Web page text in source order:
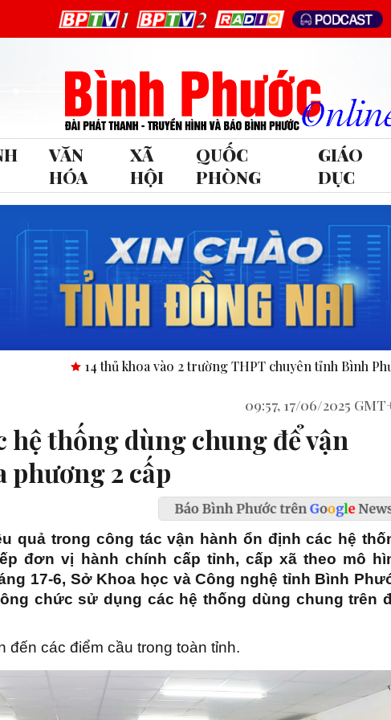
VĂN
HÓA
XÃ
HỘI
QUỐC
PHÒNG
GIÁO
DỤC
vào 2 trường THPT chuyên tỉnh Bình Phước. Công bố nghị
09:57, 17/06/2025
hệ thống dùng chung để vận
2 cấp
quả trong công tác vận hành ổn định các hệ
đơn vị hành chính cấp tỉnh, cấp xã theo mô
17-6, Sở Khoa học và Công nghệ tỉnh Bình
chức sử dụng các hệ thống dùng chung trên
các điểm cầu trong toàn tỉnh.